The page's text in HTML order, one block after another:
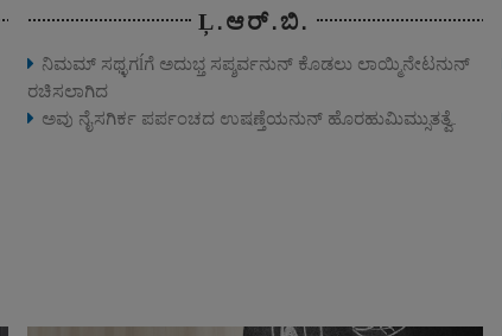
Ļ.ಆರ್.ಬಿ.
ನಿಮಮ್ ಸಥ್ಳಗĺಗೆ ಅದುಭ್ತ ಸಪ್ಶರ್ವನುನ್ ಕೊಡಲು ಲಾಯ್ಮಿನೇಟನುನ್
ರಚಿಸಲಾಗಿದ
ಅವು ನೈಸಗಿರ್ಕ ಪರ್ಪಂಚದ ಉಷಣ್ತೆಯನುನ್ ಹೊರಹುಮಿಮ್ಸುತತ್ವೆ.